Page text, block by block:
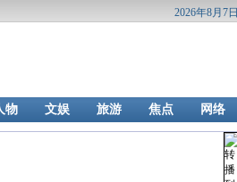
2026年8月7日
物 文娱 旅游 焦点 网络